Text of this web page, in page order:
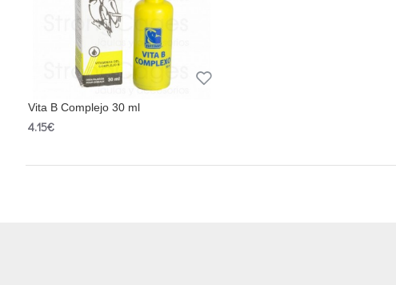
Vita B Complejo 30 ml
4.15€